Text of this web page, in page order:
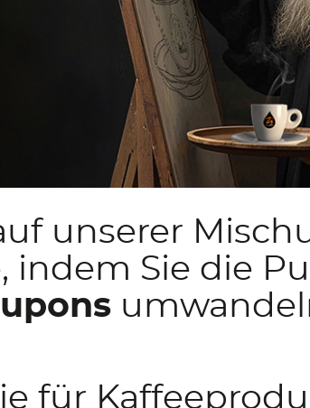
unserer
indem Sie die
für